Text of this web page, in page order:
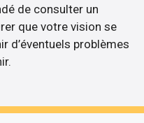
de consulter un
que votre vision se
d’éventuels problèmes